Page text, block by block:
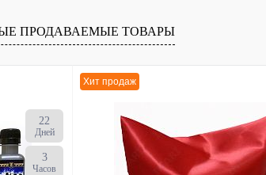
ПРОДАВАЕМЫЕ ТОВАРЫ
22
Дней
3
Часов
Хит продаж